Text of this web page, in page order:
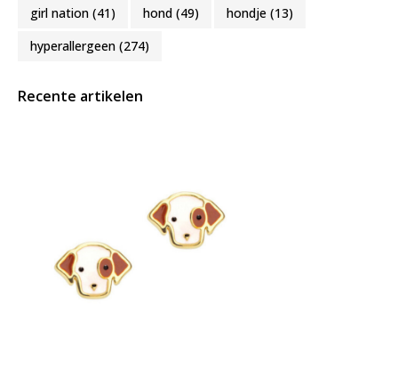
girl nation (41) hond (49) hondje (13)
hyperallergeen (274)
Recente artikelen